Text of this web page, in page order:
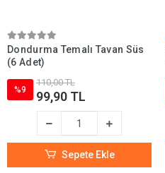
Dondurma Temalı Tavan Süs
(6 Adet)
%9
110,00 TL
99,90 TL
Sepete Ekle